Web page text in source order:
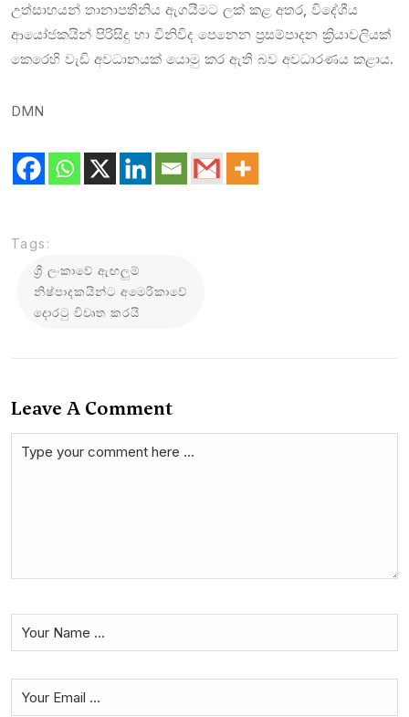
උත්සාහයන් තානාපතිනිය ඇගයීමට ලක් කළ අතර, විදේශීය
ආයෝජකයින් පිරිසිදු හා විනිවිද පෙනෙන ප්‍රසම්පාදන ක්‍රියාවලියක්
කෙරෙහි වැඩි අවධානයක් යොමු කර ඇති බව අවධාරණය කළාය.
DMN
Tags:
ශ්‍රී ලංකාවේ ඇඟලුම්
නිෂ්පාදකයින්ට අමෙරිකාවේ
දොරටු විවෘත කරයි
Leave A Comment